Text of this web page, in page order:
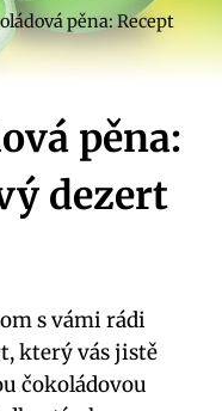
pěna: Recept
pěna:
dezert
s vámi rádi
který vás jistě
čokoládovou